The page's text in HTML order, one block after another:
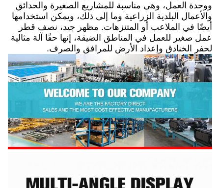
ووحدة العمل، وهي مناسبة للمشاريع الصغيرة والحدائق
والأعمال البلدية الزراعية وما إلى ذلك، ويمكن استخدامها
أيضًا في الملاعب أو المتنزهات. مظهر جيد، نصف قطر
عمل صغير للعمل في المناطق الضيقة، إنها حقًا آلة مثالية
لحفر الخنادق وإعداد الأرض للمرافق والصرف.